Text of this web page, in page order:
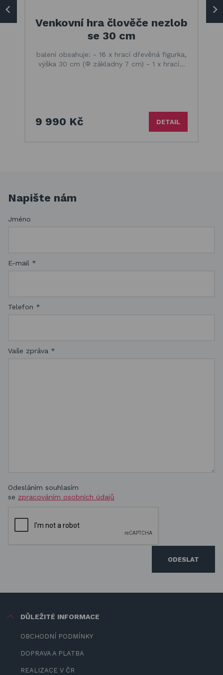
Venkovní hra člověče nezlob
se 30 cm
balení obsahuje: - 16 x hrací dřevěná figurka,
výška 30 cm (Φ základny 7 cm) - 1 x hrací…
9 990 Kč DETAIL
Napište nám
Jméno
E-mail *
Telefon *
Vaše zpráva *
Odesláním souhlasím
se zpracováním osobních údajů
ODESLAT
DŮLEŽITÉ INFORMACE
OBCHODNÍ PODMÍNKY
DOPRAVA A PLATBA
REALIZACE V ČR